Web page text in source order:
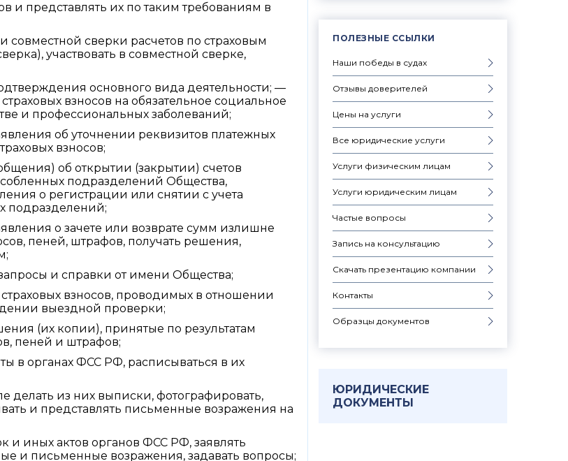
ПОЛЕЗНЫЕ ССЫЛКИ
Наши победы в судах
Отзывы доверителей
Цены на услуги
Все юридические услуги
Услуги физическим лицам
Услуги юридическим лицам
Частые вопросы
Запись на консультацию
Скачать презентацию компании
Контакты
Образцы документов
ЮРИДИЧЕСКИЕ
ДОКУМЕНТЫ
и представлять их по таким требованиям в
сверки расчетов по страховым
участвовать в совместной сверке,
основного вида деятельности; —
взносов на обязательное социальное
и профессиональных заболеваний;
об уточнении реквизитов платежных
взносов;
об открытии (закрытии) счетов
подразделений Общества,
о регистрации или снятии с учета
подразделений;
о зачете или возврате сумм излишне
пеней, штрафов, получать решения,
и справки от имени Общества;
взносов, проводимых в отношении
выездной проверки;
(их копии), принятые по результатам
пеней и штрафов;
в органах ФСС РФ, расписываться в их
делать из них выписки, фотографировать,
и представлять письменные возражения на
и иных актов органов ФСС РФ, заявлять
и письменные возражения, задавать вопросы;